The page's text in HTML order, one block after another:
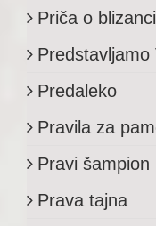
Priča o
Predstavljamo
Predaleko
Pravila za
Pravi šampion
Prava tajna